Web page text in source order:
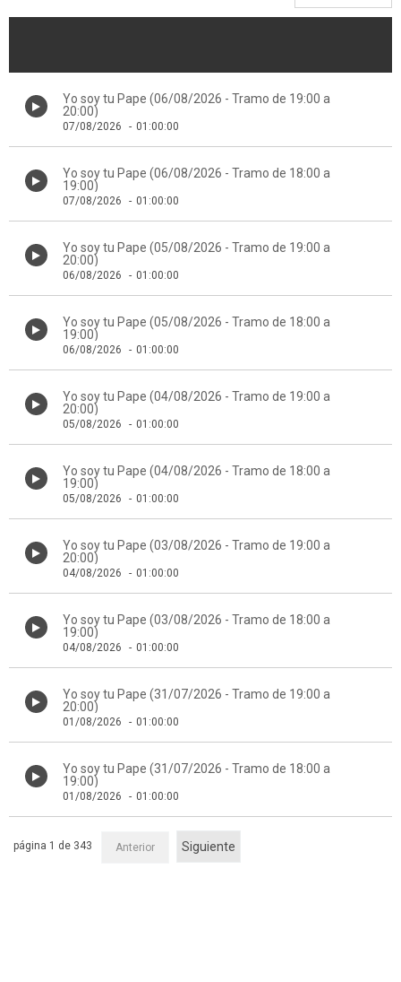
Yo soy tu Pape (06/08/2026 - Tramo de 19:00 a
20:00)
07/08/2026 - 01:00:00
Yo soy tu Pape (06/08/2026 - Tramo de 18:00 a
19:00)
07/08/2026 - 01:00:00
Yo soy tu Pape (05/08/2026 - Tramo de 19:00 a
20:00)
06/08/2026 - 01:00:00
Yo soy tu Pape (05/08/2026 - Tramo de 18:00 a
19:00)
06/08/2026 - 01:00:00
Yo soy tu Pape (04/08/2026 - Tramo de 19:00 a
20:00)
05/08/2026 - 01:00:00
Yo soy tu Pape (04/08/2026 - Tramo de 18:00 a
19:00)
05/08/2026 - 01:00:00
Yo soy tu Pape (03/08/2026 - Tramo de 19:00 a
20:00)
04/08/2026 - 01:00:00
Yo soy tu Pape (03/08/2026 - Tramo de 18:00 a
19:00)
04/08/2026 - 01:00:00
Yo soy tu Pape (31/07/2026 - Tramo de 19:00 a
20:00)
01/08/2026 - 01:00:00
Yo soy tu Pape (31/07/2026 - Tramo de 18:00 a
19:00)
01/08/2026 - 01:00:00
Anterior Siguiente
página 1 de 343